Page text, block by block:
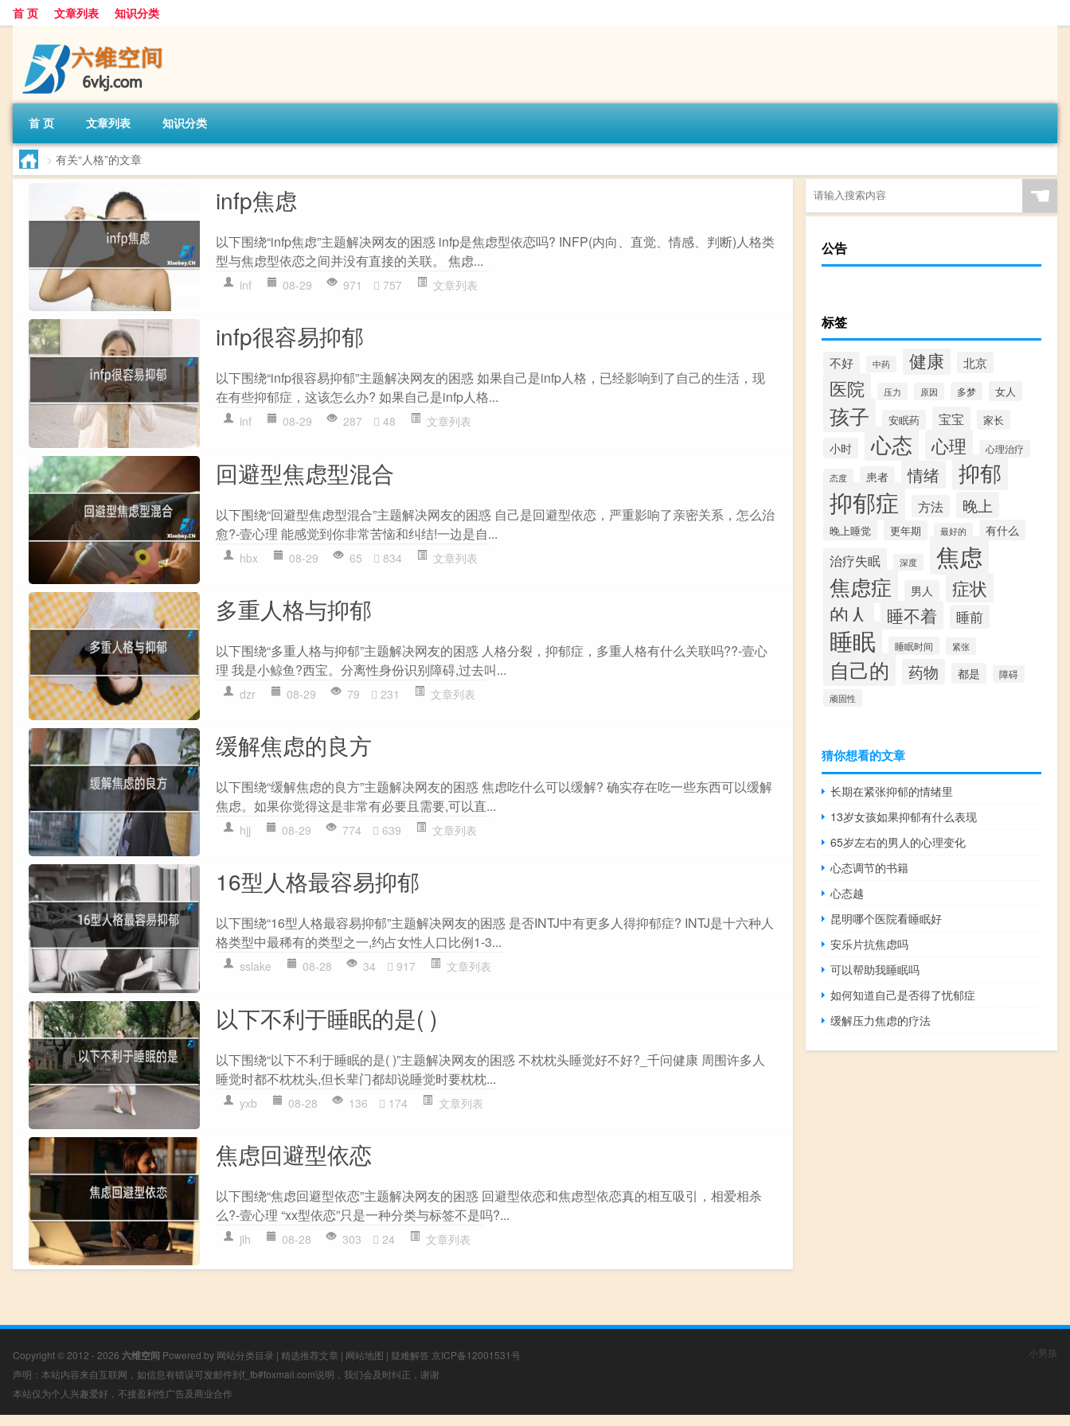
首 页 文章列表 知识分类
首 页 文章列表 知识分类
> 有关“人格”的文章
infp焦虑
以下围绕“infp焦虑”主题解决网友的困惑 infp是焦虑型依恋吗? INFP(内向、直觉、情感、判断)人格类
型与焦虑型依恋之间并没有直接的关联。 焦虑...
inf 08-29 971 757 文章列表
infp很容易抑郁
以下围绕“infp很容易抑郁”主题解决网友的困惑 如果自己是infp人格，已经影响到了自己的生活，现
在有些抑郁症，这该怎么办? 如果自己是infp人格...
inf 08-29 287 48 文章列表
回避型焦虑型混合
以下围绕“回避型焦虑型混合”主题解决网友的困惑 自己是回避型依恋，严重影响了亲密关系，怎么治
愈?-壹心理 能感觉到你非常苦恼和纠结!一边是自...
hbx 08-29 65 834 文章列表
多重人格与抑郁
以下围绕“多重人格与抑郁”主题解决网友的困惑 人格分裂，抑郁症，多重人格有什么关联吗??-壹心
理 我是小鲸鱼?西宝。分离性身份识别障碍,过去叫...
dzr 08-29 79 231 文章列表
缓解焦虑的良方
以下围绕“缓解焦虑的良方”主题解决网友的困惑 焦虑吃什么可以缓解? 确实存在吃一些东西可以缓解
焦虑。如果你觉得这是非常有必要且需要,可以直...
hjj 08-29 774 639 文章列表
16型人格最容易抑郁
以下围绕“16型人格最容易抑郁”主题解决网友的困惑 是否INTJ中有更多人得抑郁症? INTJ是十六种人
格类型中最稀有的类型之一,约占女性人口比例1-3...
sslake 08-28 34 917 文章列表
以下不利于睡眠的是( )
以下围绕“以下不利于睡眠的是( )”主题解决网友的困惑 不枕枕头睡觉好不好?_千问健康 周围许多人
睡觉时都不枕枕头,但长辈门都却说睡觉时要枕枕...
yxb 08-28 136 174 文章列表
焦虑回避型依恋
以下围绕“焦虑回避型依恋”主题解决网友的困惑 回避型依恋和焦虑型依恋真的相互吸引，相爱相杀
么?-壹心理 “xx型依恋”只是一种分类与标签不是吗?...
jlh 08-28 303 24 文章列表
☚
公告
标签
不好 中药 健康 北京
医院 压力 原因 多梦 女人
孩子 安眠药 宝宝 家长
小时 心态 心理 心理治疗
态度 患者 情绪 抑郁
抑郁症 方法 晚上
晚上睡觉 更年期 最好的 有什么
治疗失眠 深度 焦虑
焦虑症 男人 症状
的人 睡不着 睡前
睡眠 睡眠时间 紧张
自己的 药物 都是
障碍
顽固性
猜你想看的文章
长期在紧张抑郁的情绪里
13岁女孩如果抑郁有什么表现
65岁左右的男人的心理变化
心态调节的书籍
心态越
昆明哪个医院看睡眠好
安乐片抗焦虑吗
可以帮助我睡眠吗
如何知道自己是否得了忧郁症
缓解压力焦虑的疗法
Copyright © 2012 - 2026 六维空间 Powered by 网站分类目录 | 精选推荐文章 | 网站地图 | 疑难解答 京ICP备12001531号
声明：本站内容来自互联网，如信息有错误可发邮件到f_fb#foxmail.com说明，我们会及时纠正，谢谢
本站仅为个人兴趣爱好，不接盈利性广告及商业合作
小男孩